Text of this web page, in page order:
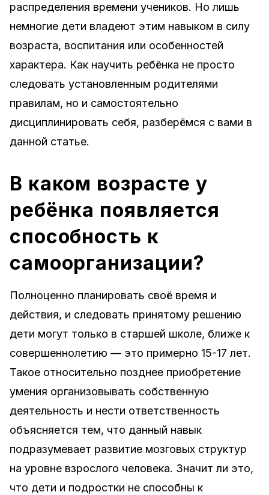
распределения времени учеников. Но лишь
немногие дети владеют этим навыком в силу
возраста, воспитания или особенностей
характера. Как научить ребёнка не просто
следовать установленным родителями
правилам, но и самостоятельно
дисциплинировать себя, разберёмся с вами в
данной статье.
В каком возрасте у
ребёнка появляется
способность к
самоорганизации?
Полноценно планировать своё время и
действия, и следовать принятому решению
дети могут только в старшей школе, ближе к
совершеннолетию — это примерно 15-17 лет.
Такое относительно позднее приобретение
умения организовывать собственную
деятельность и нести ответственность
объясняется тем, что данный навык
подразумевает развитие мозговых структур
на уровне взрослого человека. Значит ли это,
что дети и подростки не способны к